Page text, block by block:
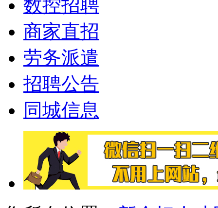
数控招聘
商家直招
劳务派遣
招聘公告
同城信息